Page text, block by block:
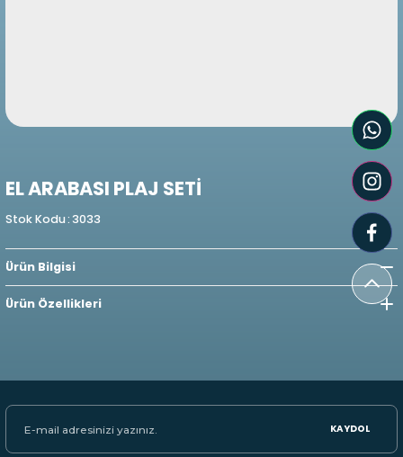
EL ARABASI PLAJ SETİ
Stok Kodu: 3033
Ürün Bilgisi
Ürün Özellikleri
KAYDOL